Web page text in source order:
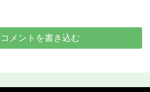
コメントを書き込む